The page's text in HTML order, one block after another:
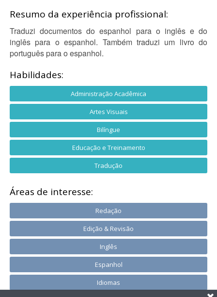
Resumo da experiência profissional:
Traduzi documentos do espanhol para o inglês e do
inglês para o espanhol. Também traduzi um livro do
português para o espanhol.
Habilidades:
Administração Acadêmica
Artes Visuais
Bilíngue
Educação e Treinamento
Tradução
Áreas de interesse:
Redação
Edição & Revisão
Inglês
Espanhol
Idiomas